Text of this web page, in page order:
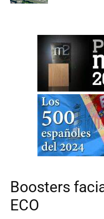
Boosters
ECO